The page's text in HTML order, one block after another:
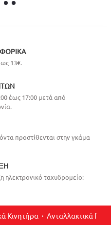
13€.
έως 17:00 μετά από
προστίθενται στην γκάμα
ηλεκτρονικό ταχυδρομείο:
Κινητήρα Ανταλλακτικά